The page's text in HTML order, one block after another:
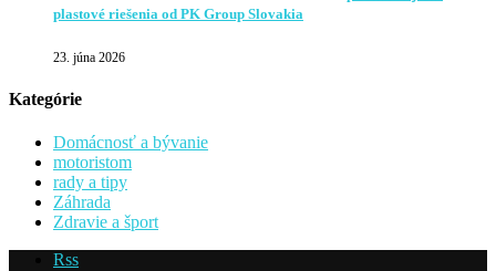
plastové riešenia od PK Group Slovakia
23. júna 2026
Kategórie
Domácnosť a bývanie
motoristom
rady a tipy
Záhrada
Zdravie a šport
Rss